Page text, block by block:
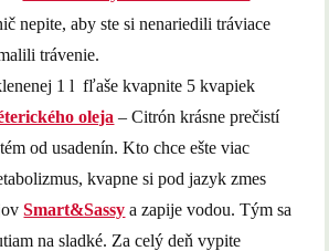
nepite, aby ste si nenariedili tráviace
trávenie.
1 l fľaše kvapnite 5 kvapiek
oleja – Citrón krásne prečistí
od usadenín. Kto chce ešte viac
kvapne si pod jazyk zmes
Smart&Sassy a zapije vodou. Tým sa
na sladké. Za celý deň vypite